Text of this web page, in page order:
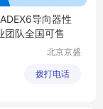
导向器性
团队全国可售
北京京盛
有限公司
拨打电话